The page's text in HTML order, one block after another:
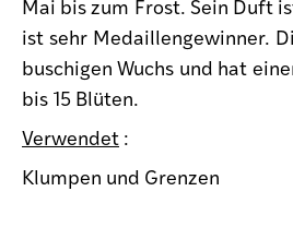
Mai bis zum Frost. Sein Duft
ist sehr Medaillengewinner.
buschigen Wuchs und hat
bis 15 Blüten.
Verwendet :
Klumpen und Grenzen